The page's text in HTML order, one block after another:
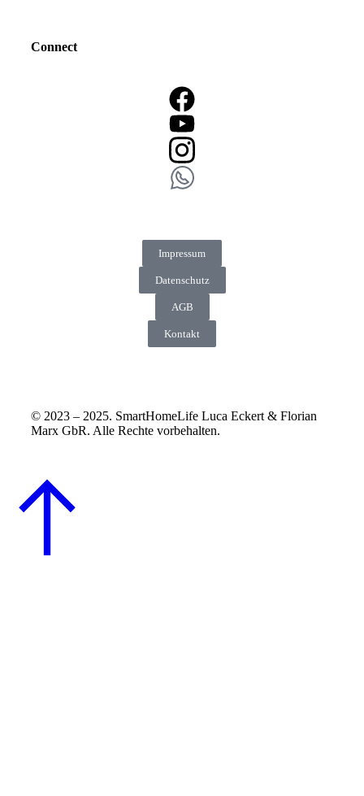
Connect
© 2023 – 2025. SmartHomeLife Luca Eckert & Florian
Marx GbR. Alle Rechte vorbehalten.
Impressum
Datenschutz
AGB
Kontakt